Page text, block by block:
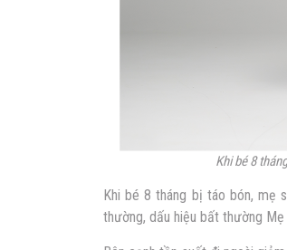
Khi bé 8
Khi bé 8 tháng bị táo bón, mẹ
thường, dấu hiệu bất thường